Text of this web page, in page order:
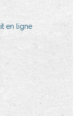
en ligne